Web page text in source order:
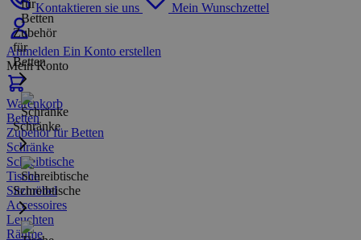
Kontaktieren sie uns Mein Wunschzettel
Anmelden Ein Konto erstellen
Mein Konto
Warenkorb
Zubehör
für
Betten
Schränke
Schreibtische
Betten
Zubehör für Betten
Schränke
Schreibtische
Tische
Sitzmöbel
Accessoires
Leuchten
Räume